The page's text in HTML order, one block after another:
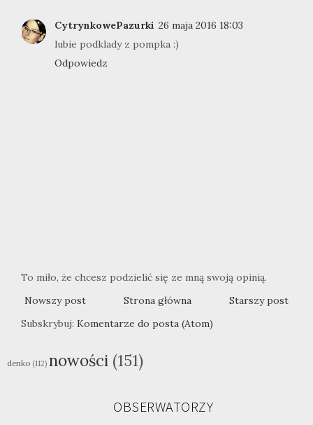
CytrynkowePazurki 26 maja 2016 18:03
lubie podklady z pompka :)
Odpowiedz
To miło, że chcesz podzielić się ze mną swoją opinią.
Nowszy post
Starszy post
Strona główna
Subskrybuj: Komentarze do posta (Atom)
denko (112) nowości (151)
OBSERWATORZY